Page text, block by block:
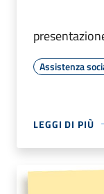
Assistenza
LEGGI DI PIÙ